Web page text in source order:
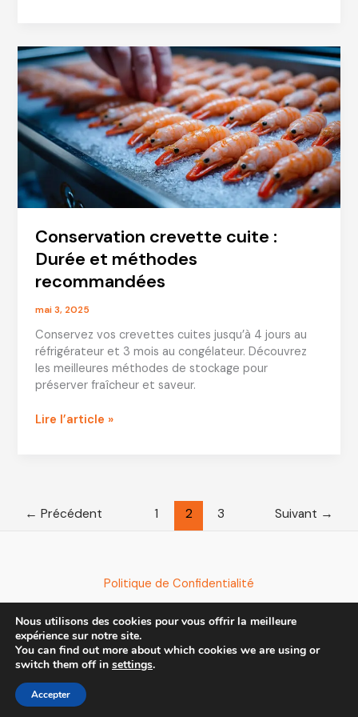
Gluten
:
Découvrez
Ses
Bienfaits
Exceptionnels
Conservation crevette cuite :
Durée et méthodes
recommandées
mai 3, 2025
Conservez vos crevettes cuites jusqu’à 4 jours au
réfrigérateur et 3 mois au congélateur. Découvrez
les meilleures méthodes de stockage pour
préserver fraîcheur et saveur.
Conservation
méthodes
Lire l’article »
← Précédent 1 2 3 Suivant →
Politique de Confidentialité
Nous utilisons des cookies pour vous offrir la meilleure
expérience sur notre site.
You can find out more about which cookies we are using or
switch them off in settings.
Accepter